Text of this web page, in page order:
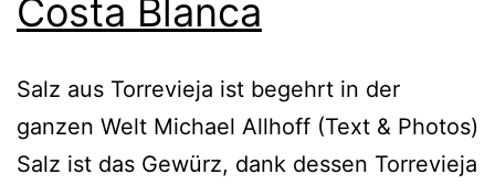
Costa Blanca
Salz aus Torrevieja ist begehrt in der
ganzen Welt Michael Allhoff (Text & Photos)
Salz ist das Gewürz, dank dessen Torrevieja